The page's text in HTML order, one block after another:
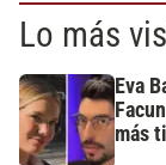
Lo más
Eva
más